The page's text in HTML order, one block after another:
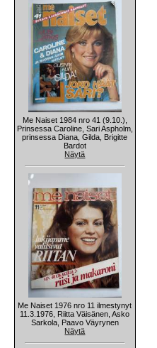
Me Naiset 1984 nro 41 (9.10.),
Prinsessa Caroline, Sari Aspholm,
prinsessa Diana, Gilda, Brigitte
Bardot
Näytä
Me Naiset 1976 nro 11 ilmestynyt
11.3.1976, Riitta Väisänen, Asko
Sarkola, Paavo Väyrynen
Näytä